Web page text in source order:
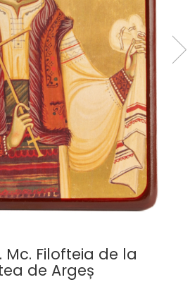
Mc. Filofteia de la
de Argeș